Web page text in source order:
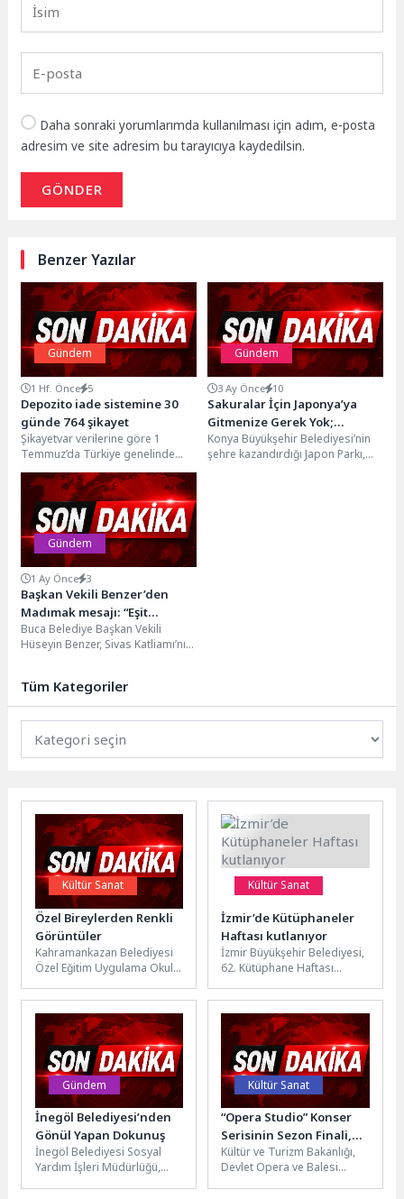
Daha sonraki yorumlarımda kullanılması için adım, e-posta
adresim ve site adresim bu tarayıcıya kaydedilsin.
GÖNDER
Benzer Yazılar
Gündem
1 Hf. Önce 5
Depozito iade sistemine 30
günde 764 şikayet
Şikayetvar verilerine göre 1
Temmuz’da Türkiye genelinde
uygulanmaya başlayan
Depozitosu Olan Ambalajlar
sistemine ilk 30...
Gündem
3 Ay Önce 10
Sakuralar İçin Japonya’ya
Gitmenize Gerek Yok;
Konya’da Sakura Mevsimi
Başladı
Konya Büyükşehir Belediyesi’nin
şehre kazandırdığı Japon Parkı,
Gündem
1 Ay Önce 3
Başkan Vekili Benzer’den
Madımak mesajı: “Eşit
yurttaşlığın ve kardeşçe
yaşamın yanında kararlılıkla
Buca Belediye Başkan Vekili
Hüseyin Benzer, Sivas Katliamı’nın
Tüm Kategoriler
Kültür Sanat
Özel Bireylerden Renkli
Görüntüler
Kahramankazan Belediyesi
Özel Eğitim Uygulama Okulu
etkinlikte, öğrencilerin
hazırladığı görsel sanatlar
sergisi ve...
Kültür Sanat
İzmir’de Kütüphaneler
Haftası kutlanıyor
İzmir Büyükşehir Belediyesi,
62. Kütüphane Haftası
Kent Arşivi ve Müzesi’nde
(APİKAM) “Dijital...
Gündem
İnegöl Belediyesi’nden
Gönül Yapan Dokunuş
İnegöl Belediyesi Sosyal
Yardım İşleri Müdürlüğü,
Kültür Sanat
“Opera Studio” Konser
Serisinin Sezon Finali,
Seyirci ile Buluştu…
Kültür ve Turizm Bakanlığı,
Devlet Opera ve Balesi